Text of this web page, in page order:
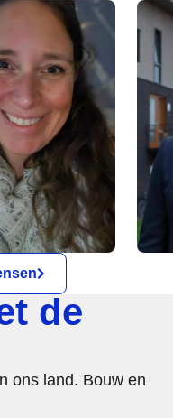
de
ons land. Bouw en